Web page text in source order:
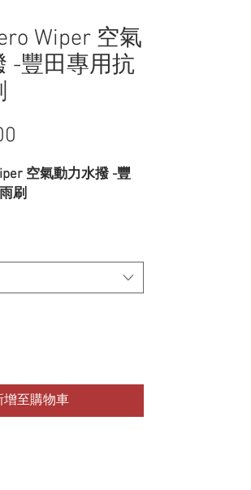
Wiper 空氣
-豐田專用抗
空氣動力水撥 -豐
刷
流器設計，利用行車
高速行駛時雨刷片穩
駛時的風切噪音
車視野，強化駕駛安
增至購物車